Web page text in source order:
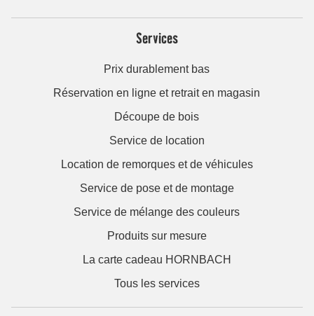
Services
Prix durablement bas
Réservation en ligne et retrait en magasin
Découpe de bois
Service de location
Location de remorques et de véhicules
Service de pose et de montage
Service de mélange des couleurs
Produits sur mesure
La carte cadeau HORNBACH
Tous les services